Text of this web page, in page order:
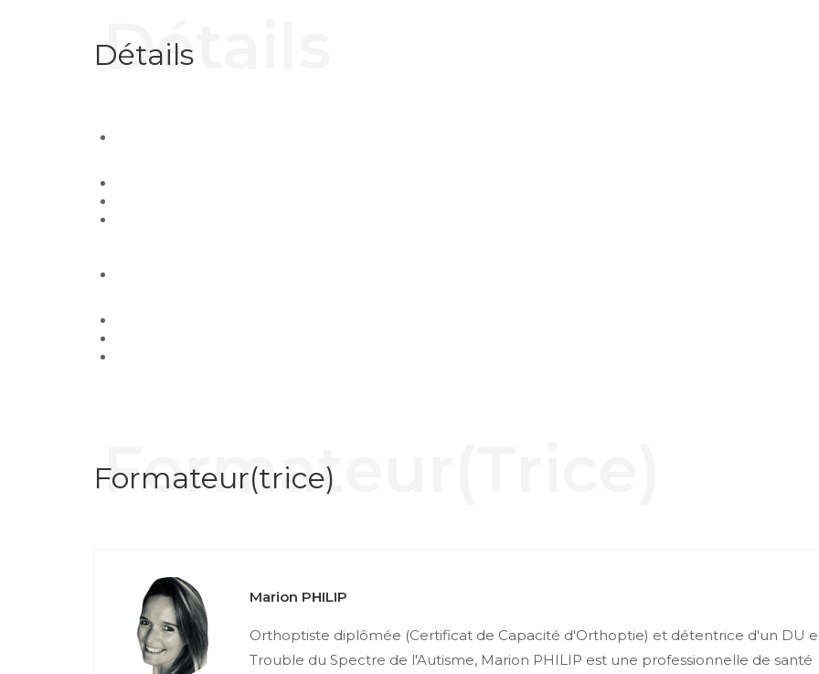
Détails
Détails
Formateur(trice)
Formateur(trice)
Marion PHILIP
Orthoptiste diplômée (Certificat de Capacité d'Orthoptie) et détentrice d'un DU
Trouble du Spectre de l'Autisme, Marion PHILIP est une professionnelle de santé